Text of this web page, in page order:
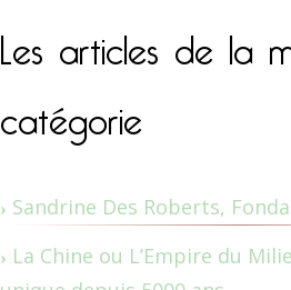
Les articles de la
catégorie
Sandrine Des Roberts,
La Chine ou L’Empire du